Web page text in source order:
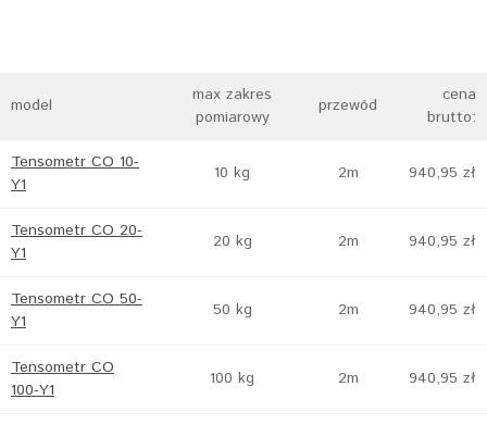
model
max zakres
pomiarowy
przewód
cena
brutto:
Tensometr CO 10-
Y1
10 kg 2m 940,95 zł
Tensometr CO 20-
Y1
20 kg 2m 940,95 zł
Tensometr CO 50-
Y1
50 kg 2m 940,95 zł
Tensometr CO
100-Y1
100 kg 2m 940,95 zł